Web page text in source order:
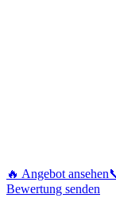
🔥 Angebot ansehen
Bewertung senden